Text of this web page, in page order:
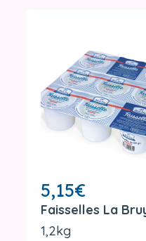
5,15€
Faisselles La
1,2kg